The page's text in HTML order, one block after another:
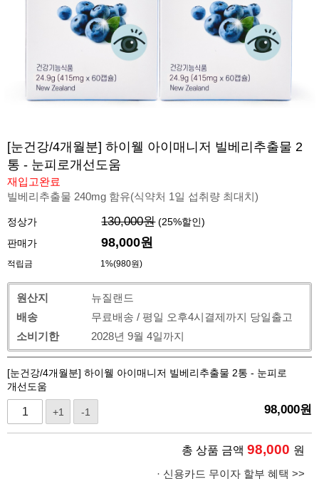
[눈건강/4개월분] 하이웰 아이매니저 빌베리추출물 2
통 - 눈피로개선도움
재입고완료
빌베리추출물 240mg 함유(식약처 1일 섭취량 최대치)
정상가 130,000원 (25%할인)
판매가
98,000원
적립금 1%(980원)
원산지
뉴질랜드
배송
무료배송 / 평일 오후4시결제까지 당일출고
소비기한
2028년 9월 4일까지
[눈건강/4개월분] 하이웰 아이매니저 빌베리추출물 2통 - 눈피로
개선도움
+1 -1 98,000원
총 상품 금액 98,000 원
· 신용카드 무이자 할부 혜택 >>